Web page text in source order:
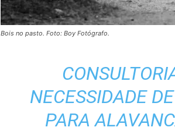
Bois no pasto. Foto: Boy Fotógrafo.
NECESSIDADE
PARA